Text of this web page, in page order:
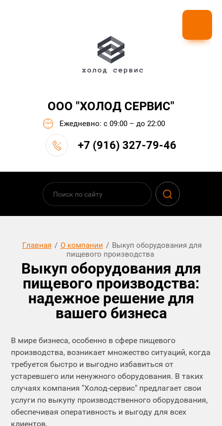
ООО "ХОЛОД СЕРВИС"
Ежедневно: с 09:00 – до 22:00
+7 (916) 327-79-46
Главная / О компании / Выкуп оборудования для
пищевого производства
Выкуп оборудования для
пищевого производства:
надежное решение для
вашего бизнеса
В мире бизнеса, особенно в сфере пищевого
производства, возникает множество ситуаций, когда
требуется быстро и выгодно избавиться от
устаревшего или ненужного оборудования. В таких
случаях компания "Холод-сервис" предлагает свои
услуги по выкупу производственного оборудования,
обеспечивая оперативность и выгоду для всех
клиентов.